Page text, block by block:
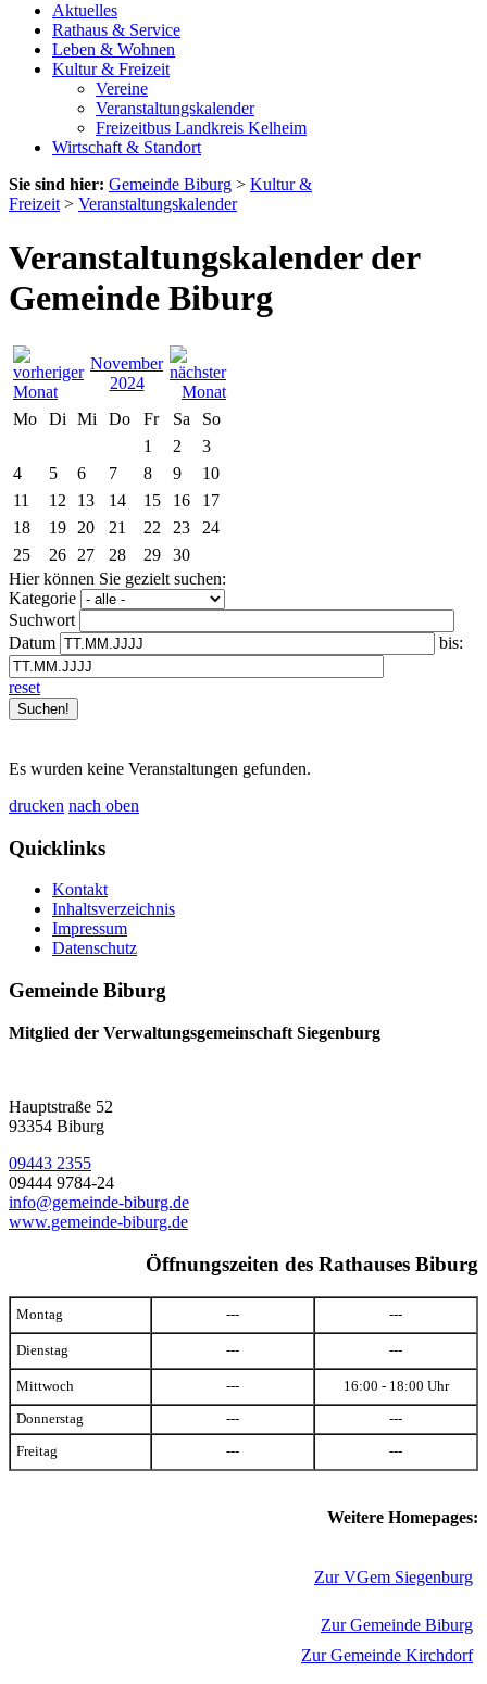
Aktuelles
Rathaus & Service
Leben & Wohnen
Kultur & Freizeit
Vereine
Veranstaltungskalender
Freizeitbus Landkreis Kelheim
Wirtschaft & Standort
Sie sind hier: Gemeinde Biburg > Kultur &
Freizeit > Veranstaltungskalender
Veranstaltungskalender der
Gemeinde Biburg
November
2024
Mo
Di Mi Do Fr Sa
So
1
2
3
4
5 6 7 8 9
10
11
12 13 14 15 16
17
18
19 20 21 22 23
24
25
26 27 28 29
30
Hier können Sie gezielt suchen:
Kategorie
Suchwort
Datum
bis:
reset
Es wurden keine Veranstaltungen gefunden.
drucken nach oben
Quicklinks
Kontakt
Inhaltsverzeichnis
Impressum
Datenschutz
Gemeinde Biburg
Mitglied der Verwaltungsgemeinschaft Siegenburg
Hauptstraße 52
93354 Biburg
09443 2355
09444 9784-24
info@gemeinde-biburg.de
www.gemeinde-biburg.de
Öffnungszeiten des Rathauses Biburg
Montag --- ---
Dienstag --- ---
Mittwoch --- 16:00 - 18:00 Uhr
Donnerstag --- ---
Freitag --- ---
Weitere Homepages:
Zur VGem Siegenburg
Zur Gemeinde Biburg
Zur Gemeinde Kirchdorf